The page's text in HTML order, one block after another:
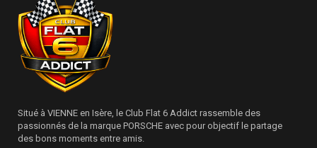
Situé à VIENNE en Isère, le Club Flat 6 Addict rassemble des
passionnés de la marque PORSCHE avec pour objectif le partage
des bons moments entre amis.